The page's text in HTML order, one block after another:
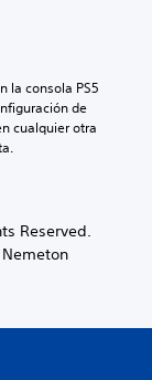
la consola PS5
de
cualquier otra
Reserved.